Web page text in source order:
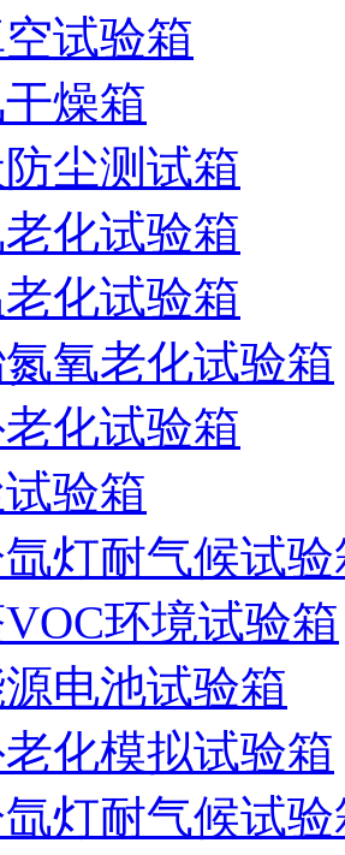
试验箱
燥箱
尘测试箱
化试验箱
化试验箱
氧老化试验箱
化试验箱
验箱
灯耐气候试
环境试验箱
电池试验箱
化模拟试验箱
灯耐气候试验